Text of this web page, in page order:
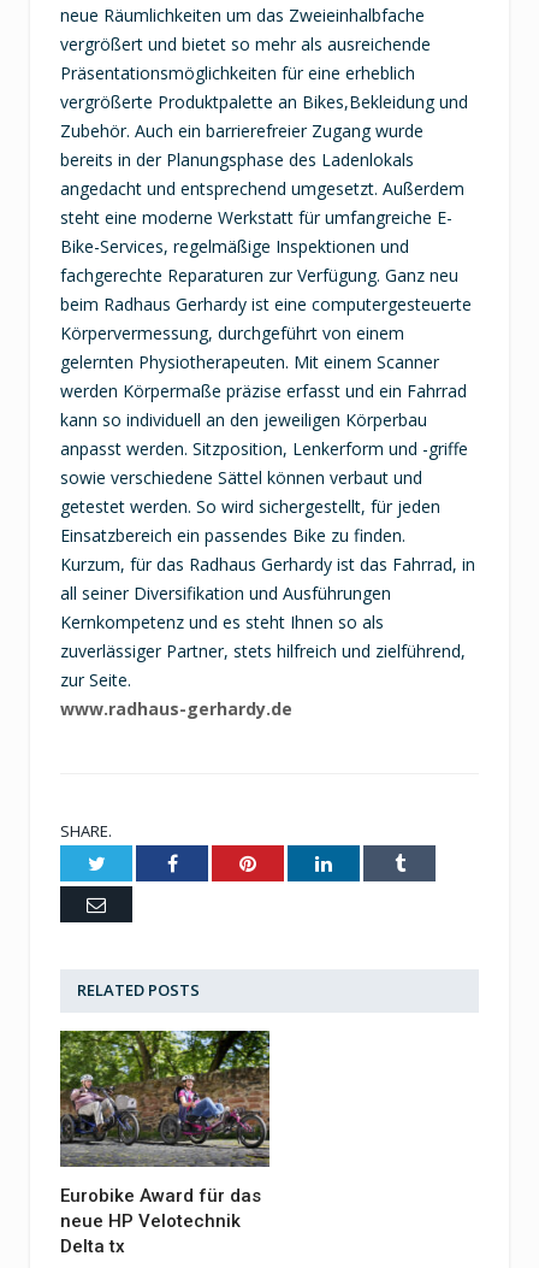
neue Räumlichkeiten um das Zweieinhalbfache
vergrößert und bietet so mehr als ausreichende
Präsentationsmöglichkeiten für eine erheblich
vergrößerte Produktpalette an Bikes,Bekleidung und
Zubehör. Auch ein barrierefreier Zugang wurde
bereits in der Planungsphase des Ladenlokals
angedacht und entsprechend umgesetzt. Außerdem
steht eine moderne Werkstatt für umfangreiche E-
Bike-Services, regelmäßige Inspektionen und
fachgerechte Reparaturen zur Verfügung. Ganz neu
beim Radhaus Gerhardy ist eine computergesteuerte
Körpervermessung, durchgeführt von einem
gelernten Physiotherapeuten. Mit einem Scanner
werden Körpermaße präzise erfasst und ein Fahrrad
kann so individuell an den jeweiligen Körperbau
anpasst werden. Sitzposition, Lenkerform und -griffe
sowie verschiedene Sättel können verbaut und
getestet werden. So wird sichergestellt, für jeden
Einsatzbereich ein passendes Bike zu finden.
Kurzum, für das Radhaus Gerhardy ist das Fahrrad, in
all seiner Diversifikation und Ausführungen
Kernkompetenz und es steht Ihnen so als
zuverlässiger Partner, stets hilfreich und zielführend,
zur Seite.
www.radhaus-gerhardy.de
SHARE.
Twitter Facebook Pinterest LinkedIn Tumblr
Email
RELATED POSTS
Eurobike Award für das
neue HP Velotechnik
Delta tx